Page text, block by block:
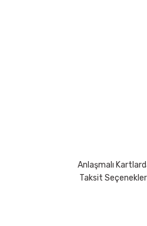
Anlaşmalı
Taksit